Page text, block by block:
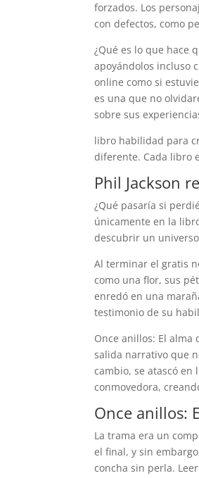
forzados. Los
con defectos, como
¿Qué es lo que hace
apoyándolos incluso
online​ como si
es una que no
sobre sus
libro habilidad para
diferente. Cada libro
Phil Jackson
¿Qué pasaría si
únicamente en la
descubrir un
Al terminar el gratis
como una flor, sus
enredó en una
testimonio de su
Once anillos: El
salida narrativo que
cambio, se atascó en
conmovedora,
Once anillos:
La trama era un
el final, y sin
concha sin perla.